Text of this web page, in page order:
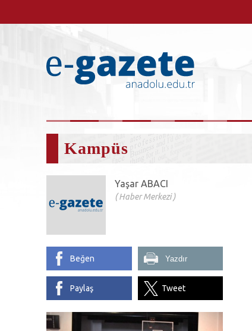
Kampüs
Yaşar ABACI
Haber Merkezi
Beğen Yazdır
Paylaş Tweet